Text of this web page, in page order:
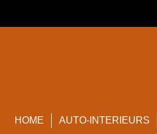
HOME AUTO-INTERIEURS